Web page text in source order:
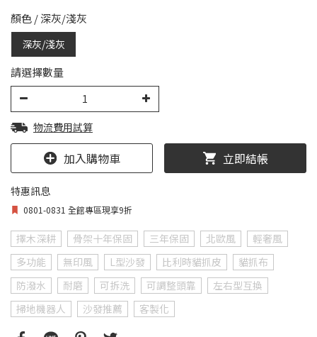
顏色/深灰/淺灰
深灰/淺灰
請選擇數量
物流費用試算
加入購物車 立即結帳
特惠訊息
0801-0831 全館專區現享9折
擇木深耕 骨架十年保固 三年保固 北歐風
輕奢風
多功能
無印風 L型沙發 比利時貓抓皮
貓抓布
防潑水
耐磨 可拆洗 可調整頭靠
左右型互換
掃地機器人
沙發推薦 客製化